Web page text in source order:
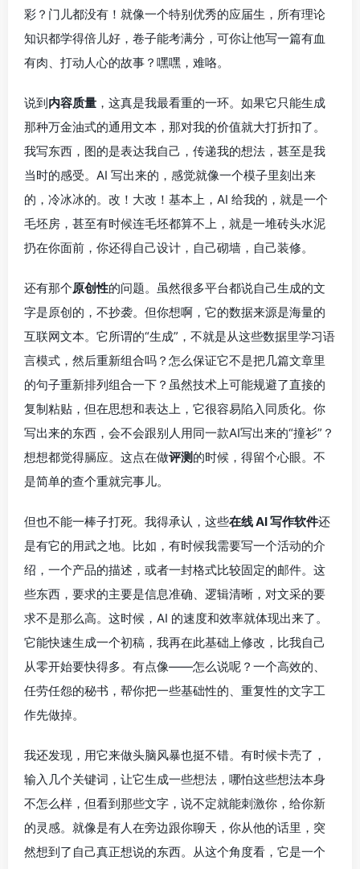
彩？门儿都没有！就像一个特别优秀的应届生，所有理论
知识都学得倍儿好，卷子能考满分，可你让他写一篇有血
有肉、打动人心的故事？嘿嘿，难咯。
说到内容质量 ，这真是我最看重的一环。如果它只能生成
那种万金油式的通用文本，那对我的价值就大打折扣了。
我写东西，图的是表达我自己，传递我的想法，甚至是我
当时的感受。AI 写出来的，感觉就像一个模子里刻出来
的，冷冰冰的。改！大改！基本上，AI 给我的，就是一个
毛坯房，甚至有时候连毛坯都算不上，就是一堆砖头水泥
扔在你面前，你还得自己设计，自己砌墙，自己装修。
还有那个原创性的问题。虽然很多平台都说自己生成的文
字是原创的，不抄袭。但你想啊，它的数据来源是海量的
互联网文本。它所谓的“生成”，不就是从这些数据里学习语
言模式，然后重新组合吗？怎么保证它不是把几篇文章里
的句子重新排列组合一下？虽然技术上可能规避了直接的
复制粘贴，但在思想和表达上，它很容易陷入同质化。你
写出来的东西，会不会跟别人用同一款AI写出来的“撞衫”？
想想都觉得膈应。这点在做评测的时候，得留个心眼。不
是简单的查个重就完事儿。
但也不能一棒子打死。我得承认，这些在线 AI 写作软件还
是有它的用武之地。比如，有时候我需要写一个活动的介
绍，一个产品的描述，或者一封格式比较固定的邮件。这
些东西，要求的主要是信息准确、逻辑清晰，对文采的要
求不是那么高。这时候，AI 的速度和效率就体现出来了。
它能快速生成一个初稿，我再在此基础上修改，比我自己
从零开始要快得多。有点像——怎么说呢？一个高效的、
任劳任怨的秘书，帮你把一些基础性的、重复性的文字工
作先做掉。
我还发现，用它来做头脑风暴也挺不错。有时候卡壳了，
输入几个关键词，让它生成一些想法，哪怕这些想法本身
不怎么样，但看到那些文字，说不定就能刺激你，给你新
的灵感。就像是有人在旁边跟你聊天，你从他的话里，突
然想到了自己真正想说的东西。从这个角度看，它是一个